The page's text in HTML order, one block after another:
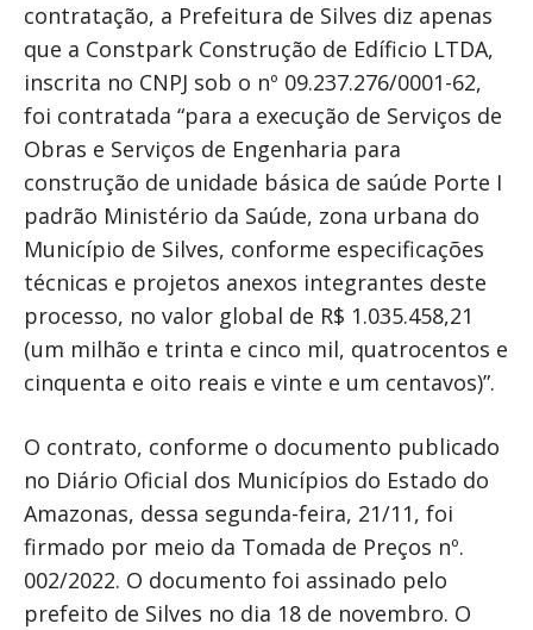
contratação, a Prefeitura de Silves diz apenas
que a Constpark Construção de Edíficio LTDA,
inscrita no CNPJ sob o nº 09.237.276/0001-62,
foi contratada “para a execução de Serviços de
Obras e Serviços de Engenharia para
construção de unidade básica de saúde Porte I
padrão Ministério da Saúde, zona urbana do
Município de Silves, conforme especificações
técnicas e projetos anexos integrantes deste
processo, no valor global de R$ 1.035.458,21
(um milhão e trinta e cinco mil, quatrocentos e
cinquenta e oito reais e vinte e um centavos)”.
O contrato, conforme o documento publicado
no Diário Oficial dos Municípios do Estado do
Amazonas, dessa segunda-feira, 21/11, foi
firmado por meio da Tomada de Preços nº.
002/2022. O documento foi assinado pelo
prefeito de Silves no dia 18 de novembro. O